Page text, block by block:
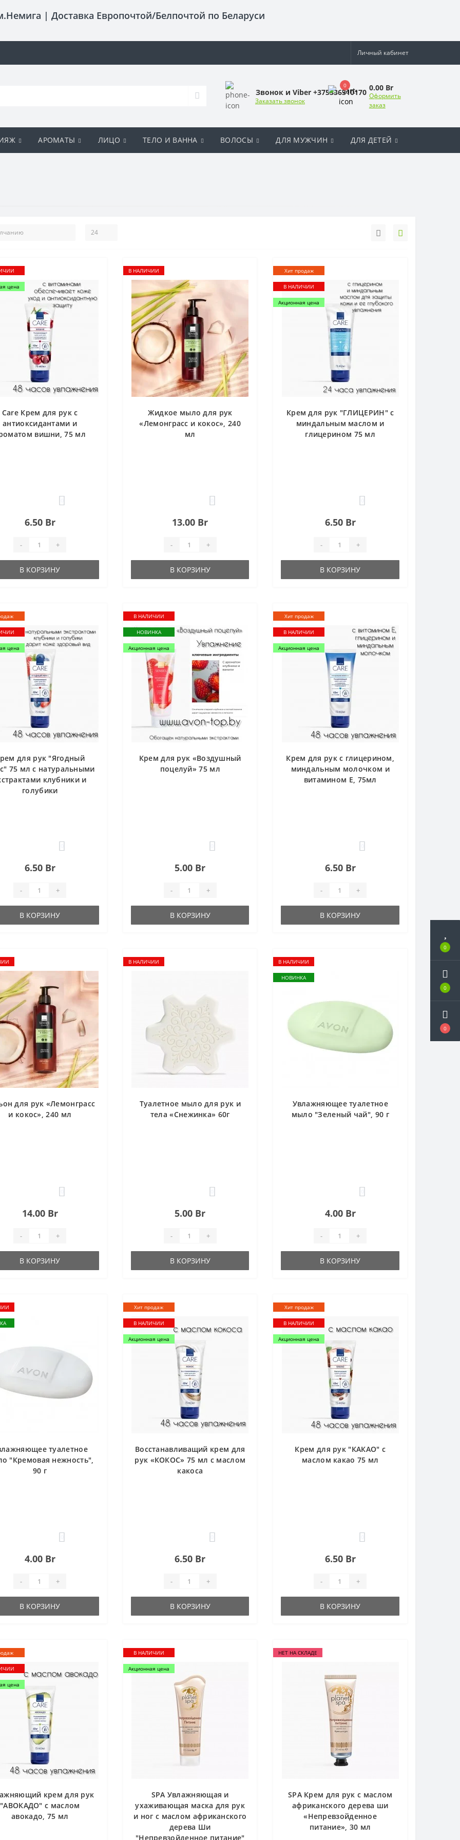
0
0
0
| Доставка Европочтой/Белпочтой по Беларуси
Личный кабинет
Звонок и Viber +375336310170
Заказать звонок
0 0.00 Br
Оформить
заказ
АРОМАТЫ ЛИЦО ТЕЛО И ВАННА ВОЛОСЫ ДЛЯ МУЖЧИН ДЛЯ ДЕТЕЙ
цена
Care Крем для рук с
антиоксидантами и
вишни, 75 мл
6.50 Br
- +
В КОРЗИНУ
В НАЛИЧИИ
Жидкое мыло для рук
«Лемонграсс и кокос», 240
мл
13.00 Br
- +
В КОРЗИНУ
Хит продаж
В НАЛИЧИИ
Акционная цена
Крем для рук "ГЛИЦЕРИН" с
миндальным маслом и
глицерином 75 мл
6.50 Br
- +
В КОРЗИНУ
цена
для рук "Ягодный
75 мл с натуральными
клубники и
голубики
6.50 Br
- +
В КОРЗИНУ
В НАЛИЧИИ
НОВИНКА
Акционная цена
Крем для рук «Воздушный
поцелуй» 75 мл
5.00 Br
- +
В КОРЗИНУ
Хит продаж
В НАЛИЧИИ
Акционная цена
Крем для рук с глицерином,
миндальным молочком и
витамином Е, 75мл
6.50 Br
- +
В КОРЗИНУ
для рук «Лемонграсс
и кокос», 240 мл
14.00 Br
- +
В КОРЗИНУ
В НАЛИЧИИ
Туалетное мыло для рук и
тела «Снежинка» 60г
5.00 Br
- +
В КОРЗИНУ
В НАЛИЧИИ
НОВИНКА
Увлажняющее туалетное
мыло "Зеленый чай", 90 г
4.00 Br
- +
В КОРЗИНУ
туалетное
"Кремовая нежность",
90 г
4.00 Br
- +
В КОРЗИНУ
Хит продаж
В НАЛИЧИИ
Акционная цена
Восстанавливащий крем для
рук «КОКОС» 75 мл с маслом
какоса
6.50 Br
- +
В КОРЗИНУ
Хит продаж
В НАЛИЧИИ
Акционная цена
Крем для рук "КАКАО" с
маслом какао 75 мл
6.50 Br
- +
В КОРЗИНУ
цена
крем для рук
"АВОКАДО" с маслом
авокадо, 75 мл
В НАЛИЧИИ
Акционная цена
SPA Увлажняющая и
ухаживающая маска для рук
и ног с маслом африканского
дерева Ши
"Непревзойденное питание"
НЕТ НА СКЛАДЕ
SPA Крем для рук с маслом
африканского дерева ши
«Непревзойденное
питание», 30 мл